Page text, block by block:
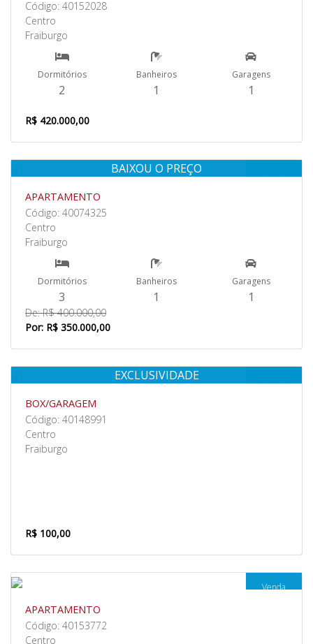
Código: 40152028
Centro
Fraiburgo
Dormitórios
2
Banheiros
1
Garagens
1
R$ 420.000,00
Venda
BAIXOU O PREÇO
APARTAMENTO
Código: 40074325
Centro
Fraiburgo
Dormitórios
3
Banheiros
1
Garagens
1
De: R$ 400.000,00
Por: R$ 350.000,00
Aluguel
EXCLUSIVIDADE
BOX/GARAGEM
Código: 40148991
Centro
Fraiburgo
R$ 100,00
Venda
APARTAMENTO
Código: 40153772
Centro